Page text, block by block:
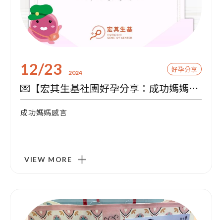
12/23 2024 好孕分享
💌【宏其生基社團好孕分享：成功媽媽感言】
成功媽媽感言
VIEW MORE